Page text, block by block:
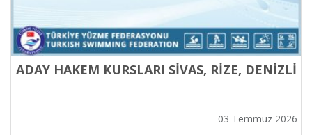
ADAY HAKEM KURSLARI SİVAS, RİZE, DENİZLİ
03 Temmuz 2026